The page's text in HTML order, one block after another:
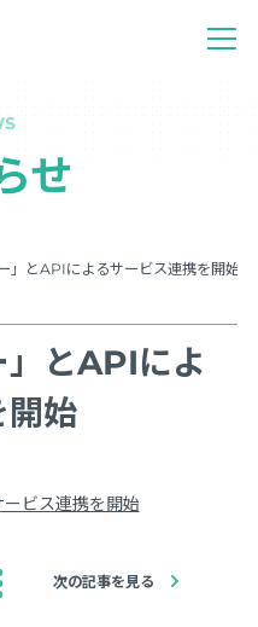
せ
」とAPIによるサービス連携を開始
」とAPIによ
開始
ービス連携を開始
次の記事を見る